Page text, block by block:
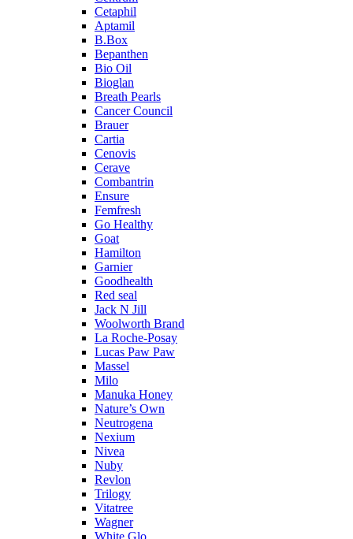
Cetaphil
Aptamil
B.Box
Bepanthen
Bio Oil
Bioglan
Breath Pearls
Cancer Council
Brauer
Cartia
Cenovis
Cerave
Combantrin
Ensure
Femfresh
Go Healthy
Goat
Hamilton
Garnier
Goodhealth
Red seal
Jack N Jill
Woolworth Brand
La Roche-Posay
Lucas Paw Paw
Massel
Milo
Manuka Honey
Nature’s Own
Neutrogena
Nexium
Nivea
Nuby
Revlon
Trilogy
Vitatree
Wagner